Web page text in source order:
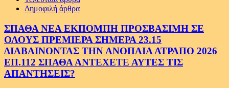
Δημοφιλή άρθρα
ΣΠΑΘΑ ΝΕΑ ΕΚΠΟΜΠΗ ΠΡΟΣΒΑΣΙΜΗ ΣΕ
ΟΛΟΥΣ ΠΡΕΜΙΕΡΑ ΣΗΜΕΡΑ 23.15
ΔΙΑΒΑΙΝΟΝΤΑΣ ΤΗΝ ΑΝΟΠΑΙΑ ΑΤΡΑΠΟ 2026
ΕΠ.112 ΣΠΑΘΑ ΑΝΤΕΧΕΤΕ ΑΥΤΕΣ ΤΙΣ
ΑΠΑΝΤΗΣΕΙΣ?